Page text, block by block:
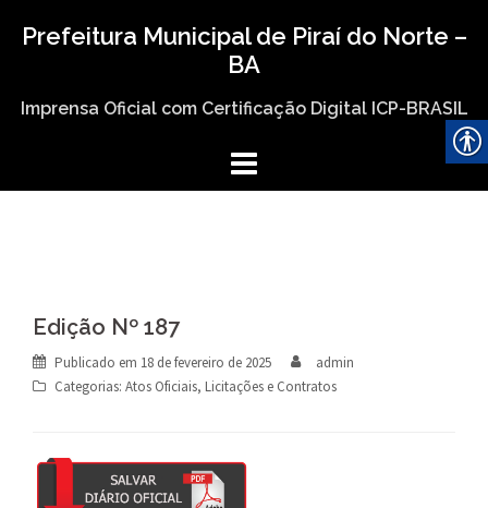
Prefeitura Municipal de Piraí do Norte –
BA
Imprensa Oficial com Certificação Digital ICP-BRASIL
Edição Nº 187
Publicado em 18 de fevereiro de 2025
admin
Categorias: Atos Oficiais, Licitações e Contratos